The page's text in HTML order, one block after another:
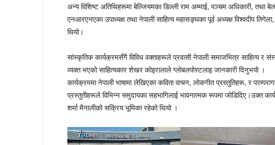
अन्य विशिष्ट अतिथिहरूमा बेल्जियमका डिल्ली राम अम्माई, पञ्चम अधिकारी, तथा
एनआरएनएका उपाध्यक्ष तथा नेपाली साहित्य महासङ्घका पूर्व अध्यक्ष विश्वदीप
थियो।
सांस्कृतिक कार्यक्रमसँगै विविध वक्ताहरूले प्रवासी नेपाली समाजभित्र साहित्य र
व्यक्त भएको साहित्यकार शेखर कोइरालाले ग्लोबलपोस्टलाइ जानकारी दिनुभयो ।
कार्यक्रममा नेपाली भाषामा लेखिएका कविता वाचन, लोकगीत प्रस्तुतिहरू, र
प्रस्तुतीहरूले विभिन्न समुदायका सहभागिलाई भावनात्मक रूपमा जोडिदिए।उक्त
शर्मा मैनालीको सक्रिय भूमिका रहेको थियो ।